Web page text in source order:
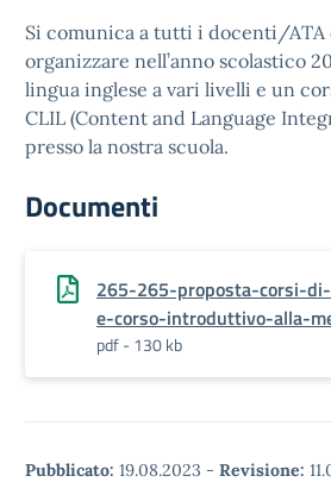
Si comunica a tutti i docenti/ATA
organizzare nell’anno scolastico
lingua inglese a vari livelli e un
CLIL (Content and Language
presso la nostra scuola.
Documenti
265-265-proposta-corsi-
e-corso-introduttivo-alla-
pdf - 130 kb
Pubblicato: 19.08.2023 - Revisione: